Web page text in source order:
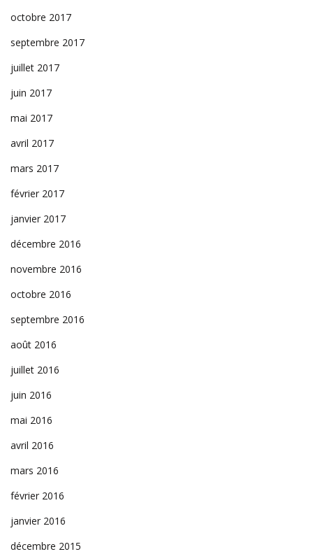
octobre 2017
septembre 2017
juillet 2017
juin 2017
mai 2017
avril 2017
mars 2017
février 2017
janvier 2017
décembre 2016
novembre 2016
octobre 2016
septembre 2016
août 2016
juillet 2016
juin 2016
mai 2016
avril 2016
mars 2016
février 2016
janvier 2016
décembre 2015